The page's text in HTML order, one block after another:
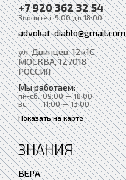
+7 920 362 32 54
Звоните с 9:00 до 18:00
advokat-diablo@gmail.com
ул. Двинцев, 12к1С
МОСКВА, 127018
РОССИЯ
Мы работаем:
пн-сб: 09:00 — 18:00
вс:
11:00 — 13:00
Показать на карте
ЗНАНИЯ
ВЕРА